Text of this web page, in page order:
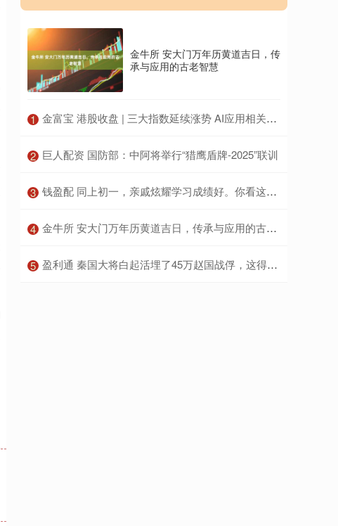
金牛所 安大门万年历黄道吉日，传
承与应用的古老智慧
1 ​金富宝 港股收盘 | 三大指数延续涨势 AI应用相关个股引市场关注
2 ​巨人配资 国防部：中阿将举行“猎鹰盾牌-2025”联训
3 ​钱盈配 同上初一，亲戚炫耀学习成绩好。你看这位宝妈如何怼回去……
4 ​金牛所 安大门万年历黄道吉日，传承与应用的古老智慧
5 ​盈利通 秦国大将白起活埋了45万赵国战俘，这得多大的坑啊？你信吗？